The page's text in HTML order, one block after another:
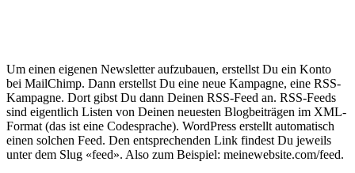
Um einen eigenen Newsletter aufzubauen, erstellst Du ein Konto
bei MailChimp. Dann erstellst Du eine neue Kampagne, eine RSS-
Kampagne. Dort gibst Du dann Deinen RSS-Feed an. RSS-Feeds
sind eigentlich Listen von Deinen neuesten Blogbeiträgen im XML-
Format (das ist eine Codesprache). WordPress erstellt automatisch
einen solchen Feed. Den entsprechenden Link findest Du jeweils
unter dem Slug «feed». Also zum Beispiel: meinewebsite.com/feed.